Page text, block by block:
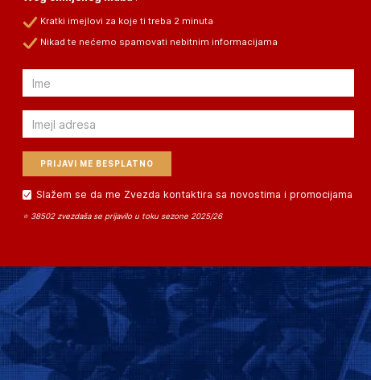
Kratki imejlovi za koje ti treba 2 minuta
Nikad te nećemo spamovati nebitnim informacijama
Email
Email
Slažem se da me Zvezda kontaktira sa novostima i promocijama
⭐ 38502 zvezdaša se prijavilo u toku sezone 2025/26